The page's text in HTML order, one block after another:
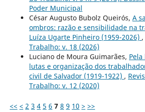
Poder Municipal
César Augusto Bubolz Queirós, A
ombros: razão e sensibilidade na
Luíza Ugarte Pinheiro (1959-2026) ,
Trabalho: v. 18 (2026)
Luciano de Moura Guimarães,
lutas e organização dos
civil de Salvador (1919-1922) ,
Trabalho: v. 12 (2020)
<< < 2 3 4 5 6 7 8 9 10 > >>